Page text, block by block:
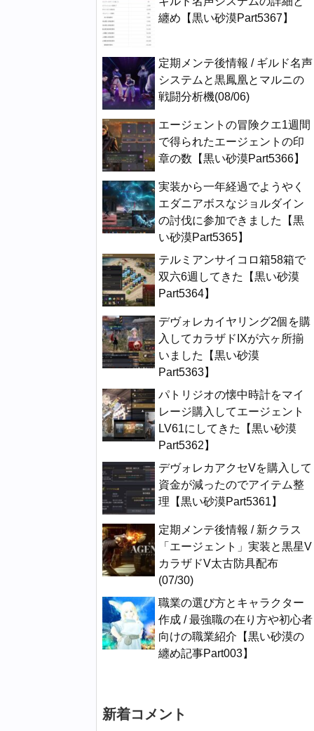
纏め【黒い砂漠Part5367】
定期メンテ後情報 / ギルド名声
システムと黒鳳凰とマルニの
戦闘分析機(08/06)
エージェントの冒険クエ1週間
で得られたエージェントの印
章の数【黒い砂漠Part5366】
実装から一年経過でようやく
エダニアボスなジョルダイン
の討伐に参加できました【黒
い砂漠Part5365】
テルミアンサイコロ箱58箱で
双六6週してきた【黒い砂漠
Part5364】
デヴォレカイヤリング2個を購
入してカラザドIXが六ヶ所揃
いました【黒い砂漠
Part5363】
パトリジオの懐中時計をマイ
レージ購入してエージェント
LV61にしてきた【黒い砂漠
Part5362】
デヴォレカアクセVを購入して
資金が減ったのでアイテム整
理【黒い砂漠Part5361】
定期メンテ後情報 / 新クラス
「エージェント」実装と黒星V
カラザドV太古防具配布
(07/30)
職業の選び方とキャラクター
作成 / 最強職の在り方や初心者
向けの職業紹介【黒い砂漠の
纏め記事Part003】
新着コメント